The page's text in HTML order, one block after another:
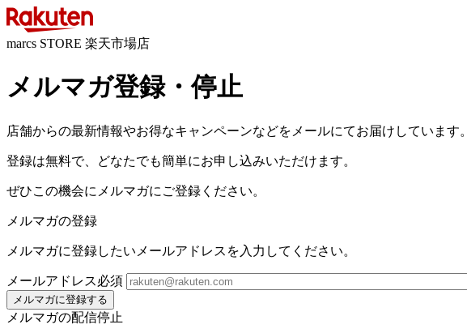
marcs STORE 楽天市場店
メルマガ登録・停止
店舗からの最新情報やお得なキャンペーンなどをメールにてお届けしています。
登録は無料で、どなたでも簡単にお申し込みいただけます。
ぜひこの機会にメルマガにご登録ください。
メルマガの登録
メルマガに登録したいメールアドレスを入力してください。
メールアドレス必須
メルマガに登録する
メルマガの配信停止